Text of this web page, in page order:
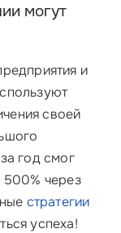
могут
и
своей
год смог
500% через
стратегии
успеха!